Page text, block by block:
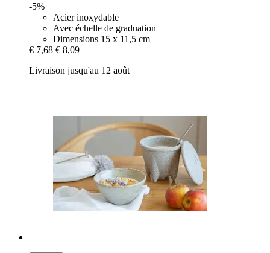
-5%
Acier inoxydable
Avec échelle de graduation
Dimensions 15 x 11,5 cm
€ 7,68 € 8,09
Livraison jusqu'au 12 août